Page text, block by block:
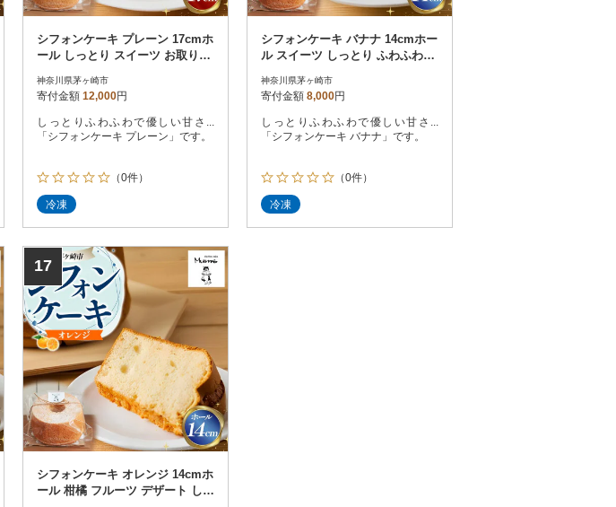
シフォンケーキ プレーン 17cmホ
ール しっとり スイーツ お取り寄
神奈川県茅ヶ崎市
寄付金額 12,000円
しっとりふわふわで優しい甘さ...
「シフォンケーキ プレーン」です。
（0件）
冷凍
シフォンケーキ バナナ 14cmホー
ル スイーツ しっとり ふわふわ
神奈川県茅ヶ崎市
寄付金額 8,000円
しっとりふわふわで優しい甘さ...
「シフォンケーキ バナナ」です。
（0件）
冷凍
17
シフォンケーキ オレンジ 14cmホ
ール 柑橘 フルーツ デザート しっ